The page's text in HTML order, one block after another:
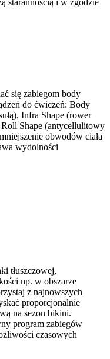
starannością i w zgodzie
się zabiegom body
do ćwiczeń: Body
Infra Shape (rower
Roll Shape (antycellulitowy
obwodów ciała
wydolności
tłuszczowej,
np. w obszarze
z najnowszych
proporcjonalnie
na sezon bikini.
program zabiegów
czasowych